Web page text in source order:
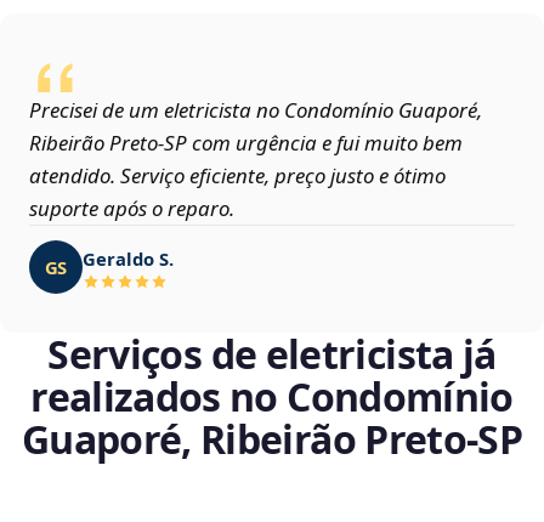
Precisei de um eletricista no Condomínio Guaporé,
Ribeirão Preto‑SP com urgência e fui muito bem
atendido. Serviço eficiente, preço justo e ótimo
suporte após o reparo.
GS Geraldo S.
Serviços de eletricista já
realizados no Condomínio
Guaporé, Ribeirão Preto‑SP